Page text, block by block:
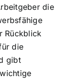
die
Rückblick
die
gibt